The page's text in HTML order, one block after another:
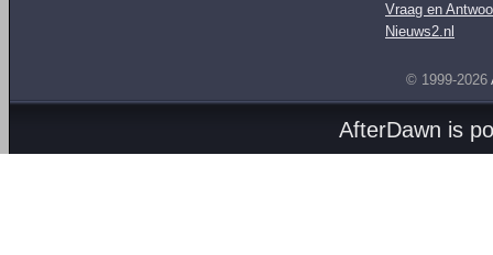
Vraag en
Nieuws2.nl
© 1999-2026
AfterDawn is